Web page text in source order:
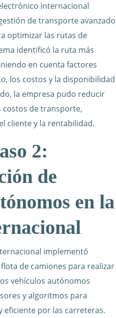
internacional
de transporte avanzado
optimizar las rutas de
identificó la ruta más
en cuenta factores
los costos y la disponibilidad
la empresa pudo reducir
costos de transporte,
cliente y la rentabilidad.
2:
de
en la
implementó
de camiones para realizar
vehículos autónomos
y algoritmos para
eficiente por las carreteras.